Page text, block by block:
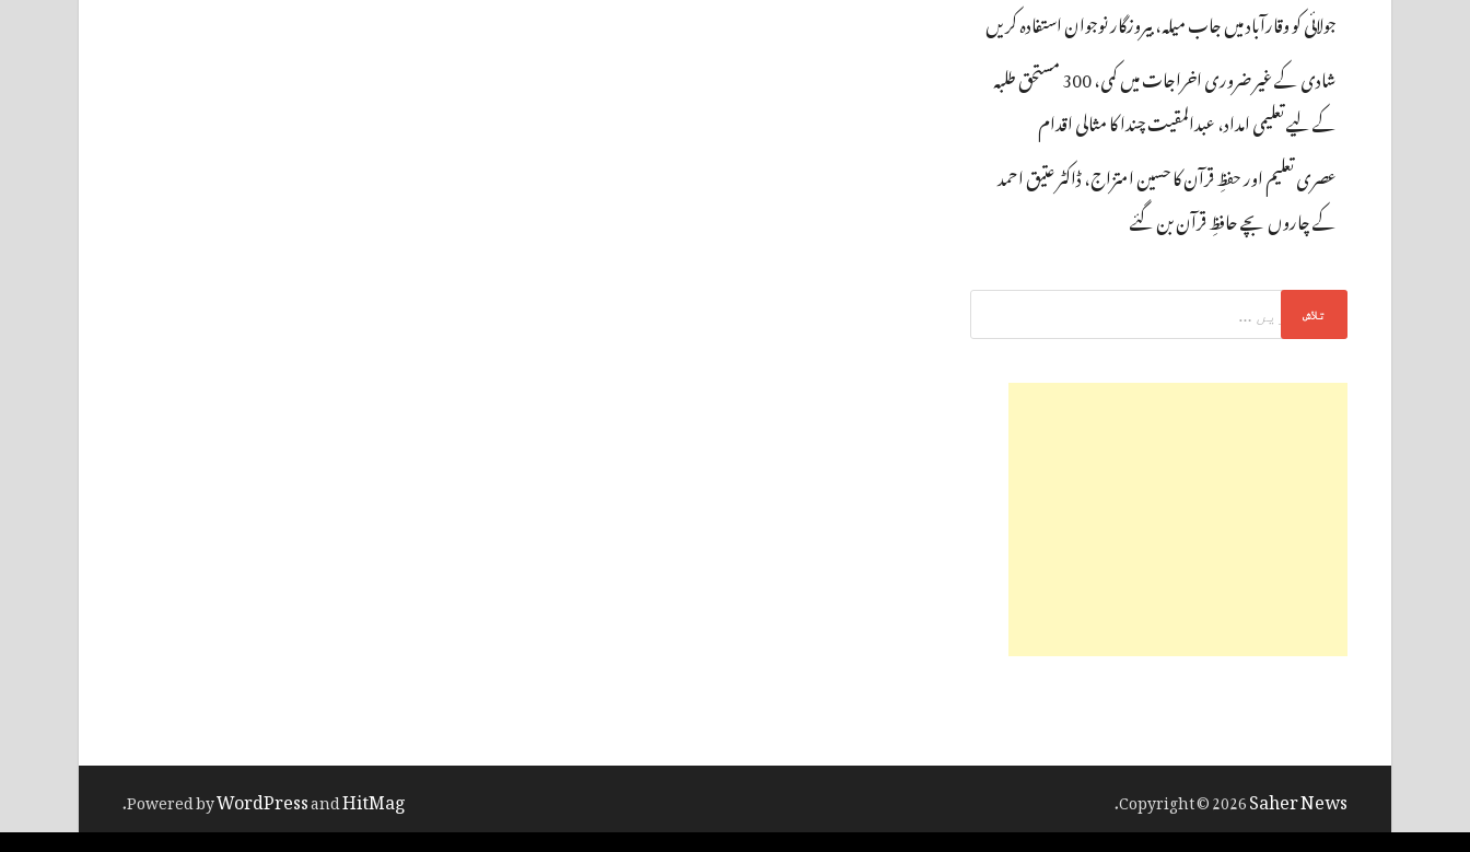
جولائی کو وقارآباد میں جاب میلہ، بیروزگار نوجوان استفادہ کریں
شادی کے غیر ضروری اخراجات میں کمی، 300 مستحق طلبہ
کے لیے تعلیمی امداد، عبدالمقیت چندا کا مثالی اقدام
عصری تعلیم اور حفظِ قرآن کا حسین امتزاج، ڈاکٹر عتیق احمد
کے چاروں بچے حافظِ قرآن بن گئے
Copyright © 2026Saher News
.
Powered byWordPressandHitMag
.